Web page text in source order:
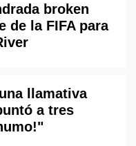
broken
de la FIFA para
llamativa
a tres